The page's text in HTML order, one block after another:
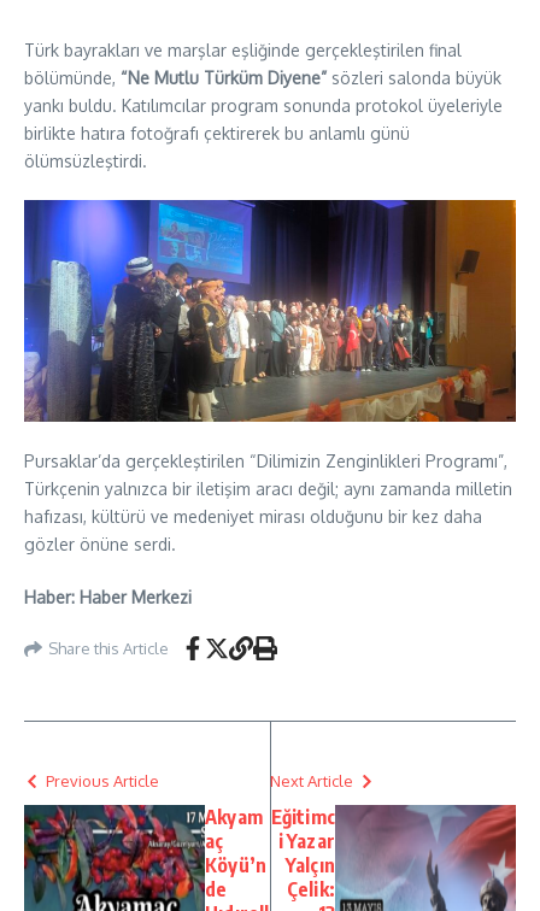
Türk bayrakları ve marşlar eşliğinde gerçekleştirilen final
bölümünde, “Ne Mutlu Türküm Diyene” sözleri salonda büyük
yankı buldu. Katılımcılar program sonunda protokol üyeleriyle
birlikte hatıra fotoğrafı çektirerek bu anlamlı günü
ölümsüzleştirdi.
Pursaklar’da gerçekleştirilen “Dilimizin Zenginlikleri Programı”,
Türkçenin yalnızca bir iletişim aracı değil; aynı zamanda milletin
hafızası, kültürü ve medeniyet mirası olduğunu bir kez daha
gözler önüne serdi.
Haber: Haber Merkezi
Share this Article
Previous Article
Akyam
aç
Köyü’n
de
Next Article
Eğitimc
i Yazar
Yalçın
Çelik: